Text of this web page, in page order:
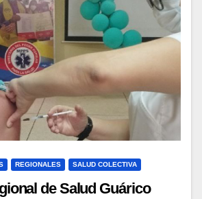
REGIONALES SALUD COLECTIVA
de Salud Guárico